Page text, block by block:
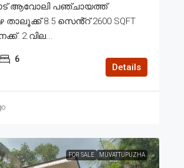
ആവോലി പഞ്ചായത്ത്
8.5 സെൻ്റ് 2600 SQFT
2.വില...
6
Details
FOR SALE MUVATTUPUZHA